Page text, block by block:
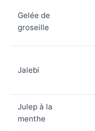
Gelée de
groseille
Jalebi
Julep à la
menthe